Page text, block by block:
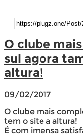
O clube
sul agora
altura!
09/02/2017
O clube mais
tem o site a altura!
É com imensa